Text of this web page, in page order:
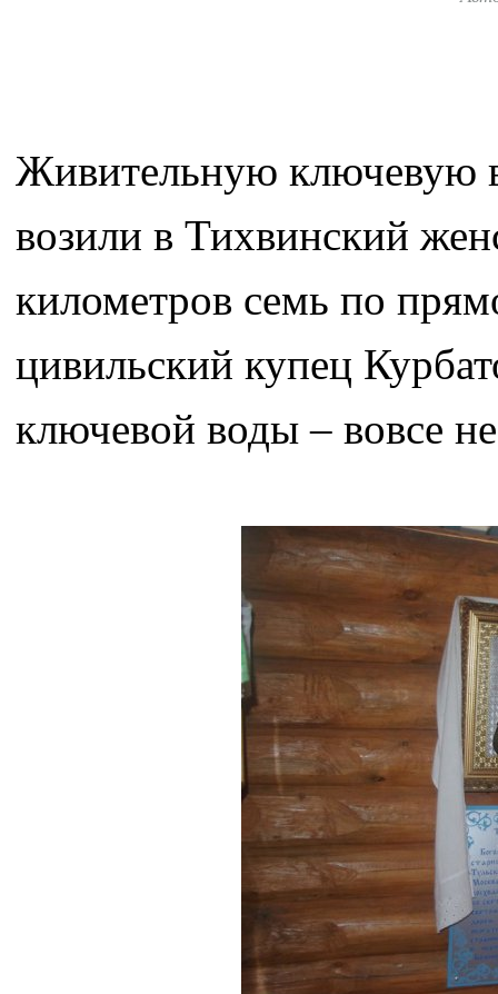
Живительную ключевую
возили в Тихвинский
километров семь по
цивильский купец
ключевой воды – вовсе